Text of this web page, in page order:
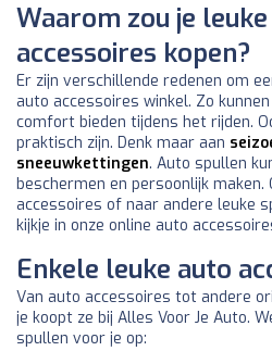
Waarom zou je
accessoires kopen?
Er zijn verschillende redenen om
auto accessoires winkel. Zo
comfort bieden tijdens het rijden.
praktisch zijn. Denk maar aan
sneeuwkettingen. Auto spullen
beschermen en persoonlijk maken.
accessoires of naar andere leuke
kijkje in onze online auto
Enkele leuke auto
Van auto accessoires tot andere
je koopt ze bij Alles Voor Je Auto.
spullen voor je op: